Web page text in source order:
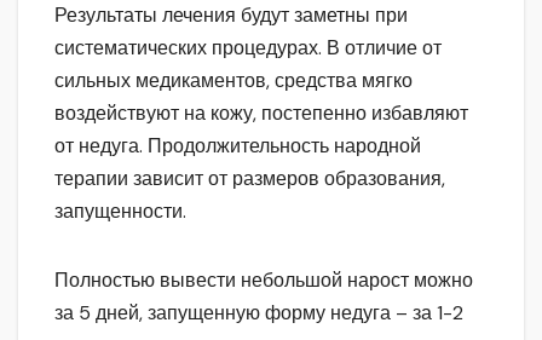
Результаты лечения будут заметны при
систематических процедурах. В отличие от
сильных медикаментов, средства мягко
воздействуют на кожу, постепенно избавляют
от недуга. Продолжительность народной
терапии зависит от размеров образования,
запущенности.
Полностью вывести небольшой нарост можно
за 5 дней, запущенную форму недуга – за 1-2